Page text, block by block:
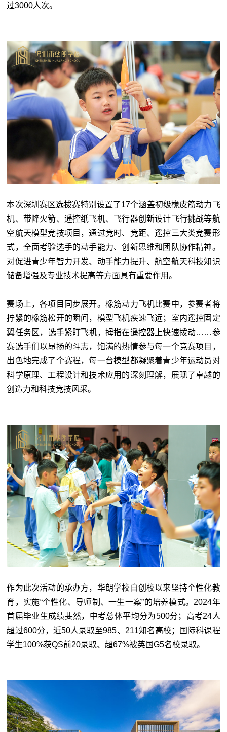
过3000人次。
本次深圳赛区选拔赛特别设置了17个涵盖初级橡皮筋动力飞
机、带降火箭、遥控纸飞机、飞行器创新设计飞行挑战等航
空航天模型竞技项目，通过竞时、竞距、遥控三大类竞赛形
式，全面考验选手的动手能力、创新思维和团队协作精神。
对促进青少年智力开发、动手能力提升、航空航天科技知识
储备增强及专业技术提高等方面具有重要作用。
赛场上，各项目同步展开。橡筋动力飞机比赛中，参赛者将
拧紧的橡筋松开的瞬间，模型飞机疾速飞远；室内遥控固定
翼任务区，选手紧盯飞机，拇指在遥控器上快速拨动……参
赛选手们以昂扬的斗志，饱满的热情参与每一个竞赛项目，
出色地完成了个赛程，每一台模型都凝聚着青少年运动员对
科学原理、工程设计和技术应用的深刻理解，展现了卓越的
创造力和科技竞技风采。
作为此次活动的承办方，华朗学校自创校以来坚持个性化教
育，实施“个性化、导师制、一生一案”的培养模式。2024年
首届毕业生成绩斐然，中考总体平均分为500分；高考24人
超过600分，近50人录取至985、211知名高校；国际科课程
学生100%获QS前20录取、超67%被英国G5名校录取。